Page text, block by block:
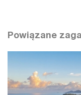
Powiązane